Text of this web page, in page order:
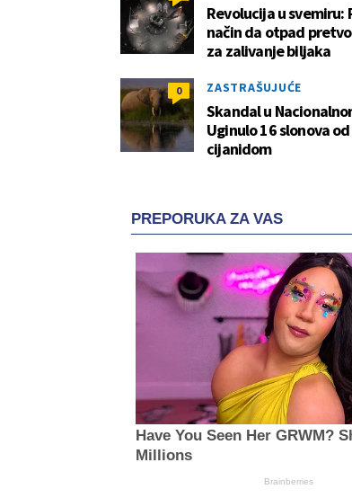
Revolucija u svemiru:
način da otpad
za zalivanje biljaka
0 ZASTRAŠUJUĆE
Skandal u
Uginulo 16 slonova
cijanidom
PREPORUKA ZA VAS
Have You Seen Her GRWM?
Millions
Brainberries